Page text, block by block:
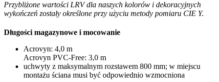
Przybliżone wartości LRV dla naszych kolorów i dekoracyjnych
wykończeń zostały określone przy użyciu metody pomiaru CIE Y.
Długości magazynowe i mocowanie
Acrovyn: 4,0 m
Acrovyn PVC-Free: 3,0 m
uchwyty z maksymalnym rozstawem 800 mm; w miejscu
montażu ściana musi być odpowiednio wzmocniona